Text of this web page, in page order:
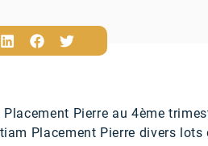
Pierre au 4ème
Placement Pierre divers